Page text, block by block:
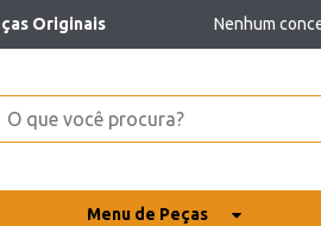
Originais Nenhum
Menu de Peças